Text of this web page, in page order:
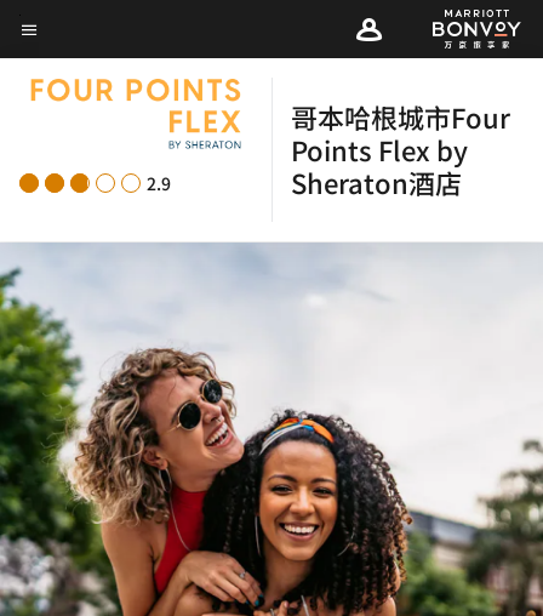
Skip
to
main
菜单文本
2.9
哥本哈根城市Four
Points Flex by
Sheraton酒店